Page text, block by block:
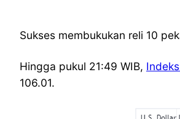
Sukses membukukan reli 10
Hingga pukul 21:49 WIB,
106.01.